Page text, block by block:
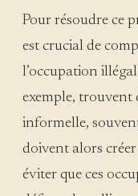
Pour résoudre ce
est crucial de
l’occupation
exemple, trouvent
informelle,
doivent alors
éviter que ces